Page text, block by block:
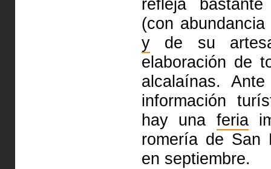
refleja
(con
y de su
elaboración de
alcalaínas.
información
hay una feria
romería de San
en septiembre.